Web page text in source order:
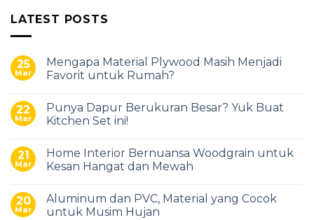
LATEST POSTS
25
Mar
Mengapa Material Plywood Masih Menjadi
Favorit untuk Rumah?
22
Mar
Punya Dapur Berukuran Besar? Yuk Buat
Kitchen Set ini!
21
Mar
Home Interior Bernuansa Woodgrain untuk
Kesan Hangat dan Mewah
20
Mar
Aluminum dan PVC, Material yang Cocok
untuk Musim Hujan